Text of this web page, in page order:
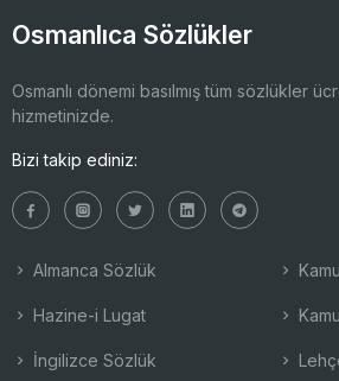
Osmanlıca Sözlükler
Osmanlı dönemi basılmış tüm sözlükler
hizmetinizde.
Bizi takip ediniz:
Almanca Sözlük
Hazine-i Lugat
İngilizce Sözlük